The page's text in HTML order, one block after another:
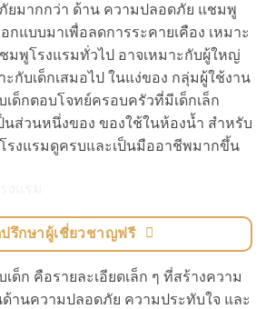
ยมากกว่า ด้าน ความปลอดภัย แชมพู
กแบบมาเพื่อลดการระคายเคือง เหมาะ
มพูโรงแรมทั่วไป อาจเหมาะกับผู้ใหญ่
ะกับเด็กเสมอไป ในแง่ของ กลุ่มผู้ใช้งาน
ด็กตอบโจทย์ครอบครัวที่มีเด็กเล็ก
นส่วนหนึ่งของ ของใช้ในห้องน้ำ สำหรับ
รงแรมดูครบและเป็นมืออาชีพมากขึ้น
รึกษาผู้เชี่ยวชาญฟรี
ด็ก คือรายละเอียดเล็ก ๆ ที่สร้างความ
ด้านความปลอดภัย ความประทับใจ และ